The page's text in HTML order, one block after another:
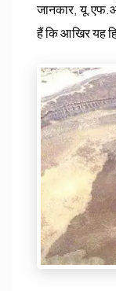
जानकार,
हैं कि आखिर यह